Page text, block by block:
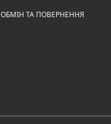
ОБМІН ТА ПОВЕРНЕННЯ